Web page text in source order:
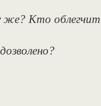
же? Кто